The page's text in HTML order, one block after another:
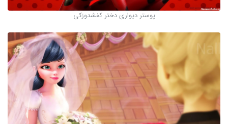
پوستر دیواری دختر کفشدوزکی